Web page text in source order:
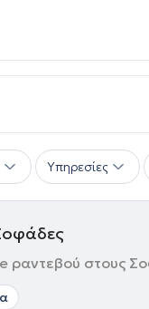
Υπηρεσίες
ραντεβού στους